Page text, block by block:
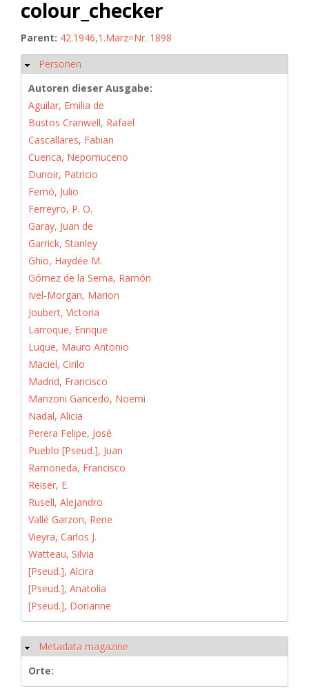
colour_checker
Parent: 42.1946,1.März=Nr. 1898
Ausblenden
Personen
Autoren dieser Ausgabe:
Aguilar, Emilia de
Bustos Cranwell, Rafael
Cascallares, Fabian
Cuenca, Nepomuceno
Dunoir, Patricio
Fernó, Julio
Ferreyro, P. O.
Garay, Juan de
Garrick, Stanley
Ghio, Haydée M.
Gómez de la Serna, Ramón
Ivel-Morgan, Marion
Joubert, Victoria
Larroque, Enrique
Luque, Mauro Antonio
Maciel, Cirilo
Madrid, Francisco
Manzoni Gancedo, Noemi
Nadal, Alicia
Perera Felipe, José
Pueblo [Pseud.], Juan
Ramoneda, Francisco
Reiser, E.
Rusell, Alejandro
Vallé Garzon, Rene
Vieyra, Carlos J.
Watteau, Silvia
[Pseud.], Alcira
[Pseud.], Anatolia
[Pseud.], Dorianne
Ausblenden
Metadata magazine
Orte: